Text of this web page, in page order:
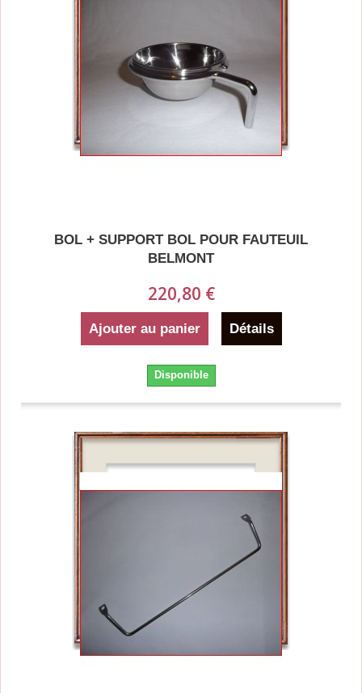
BOL + SUPPORT BOL POUR FAUTEUIL
BELMONT
220,80 €
Ajouter au panier Détails
Disponible